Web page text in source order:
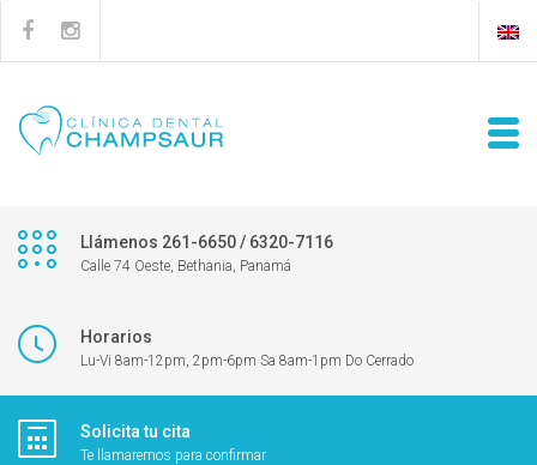
Llámenos 261-6650 / 6320-7116
Calle 74 Oeste, Bethania, Panamá
Horarios
Lu-Vi 8am-12pm, 2pm-6pm Sa 8am-1pm Do Cerrado
Solicita tu cita
Te llamaremos para confirmar